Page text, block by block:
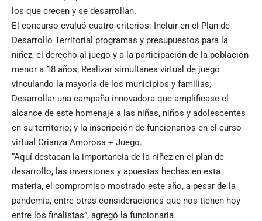
los que crecen y se desarrollan.
El concurso evaluó cuatro criterios: Incluir en el Plan de
Desarrollo Territorial programas y presupuestos para la
niñez, el derecho al juego y a la participación de la población
menor a 18 años; Realizar simultanea virtual de juego
vinculando la mayoría de los municipios y familias;
Desarrollar una campaña innovadora que amplificase el
alcance de este homenaje a las niñas, niños y adolescentes
en su territorio; y la inscripción de funcionarios en el curso
virtual Crianza Amorosa + Juego.
“Aquí destacan la importancia de la niñez en el plan de
desarrollo, las inversiones y apuestas hechas en esta
materia, el compromiso mostrado este año, a pesar de la
pandemia, entre otras consideraciones que nos tienen hoy
entre los finalistas”, agregó la funcionaria.